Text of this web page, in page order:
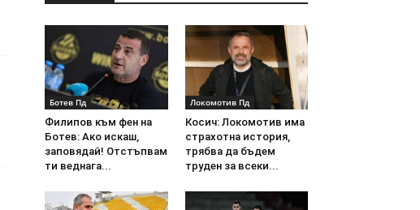
Ботев Пд
Филипов към фен на
Ботев: Ако искаш,
заповядай! Отстъпвам
ти веднага...
Локомотив Пд
Косич: Локомотив има
страхотна история,
трябва да бъдем
труден за всеки...